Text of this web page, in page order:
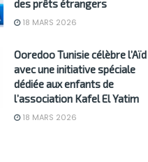
des prêts étrangers
18 MARS 2026
Ooredoo Tunisie célèbre l’Aïd
avec une initiative spéciale
dédiée aux enfants de
l’association Kafel El Yatim
18 MARS 2026